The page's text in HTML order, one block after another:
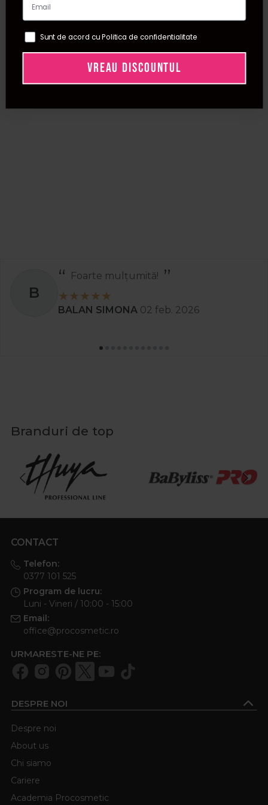
B
Foarte mulțumită!
BALAN SIMONA 02 feb. 2026
Branduri de top
CONTACT
Telefon:
0377 101 525
Program de lucru:
Luni - Vineri / 10:00 - 15:00
Email:
office@procosmetic.ro
URMARESTE-NE PE:
DESPRE NOI
Despre noi
About us
Chi siamo
Cariere
Academia Procosmetic
Sunt de acord cu Politica de confidentialitate
VREAU DISCOUNTUL